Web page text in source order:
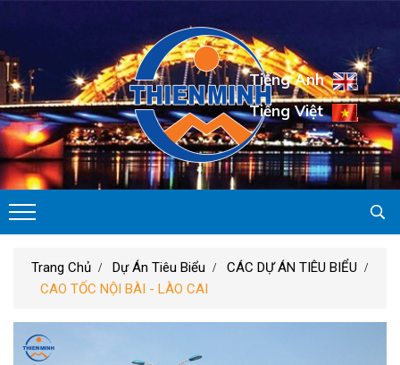
Tiếng Anh
Tiếng Việt
Trang Chủ Dự Án Tiêu Biểu
CÁC DỰ ÁN TIÊU BIỂU
CAO TỐC NỘI BÀI - LÀO CAI